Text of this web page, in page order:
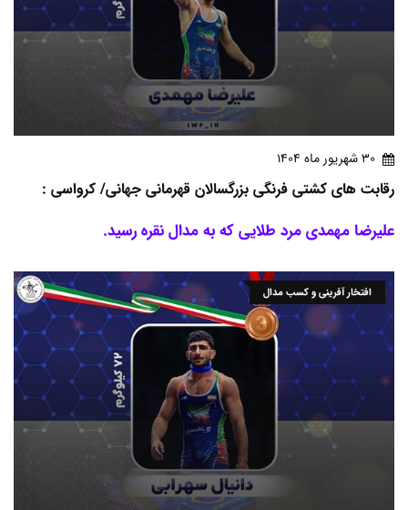
30 شهريور ماه 1404
رقابت های کشتی فرنگی بزرگسالان قهرمانی جهانی/ کرواسی :
علیرضا مهمدی مرد طلایی که به مدال نقره رسید.
افتخار آفرینی و کسب مدال